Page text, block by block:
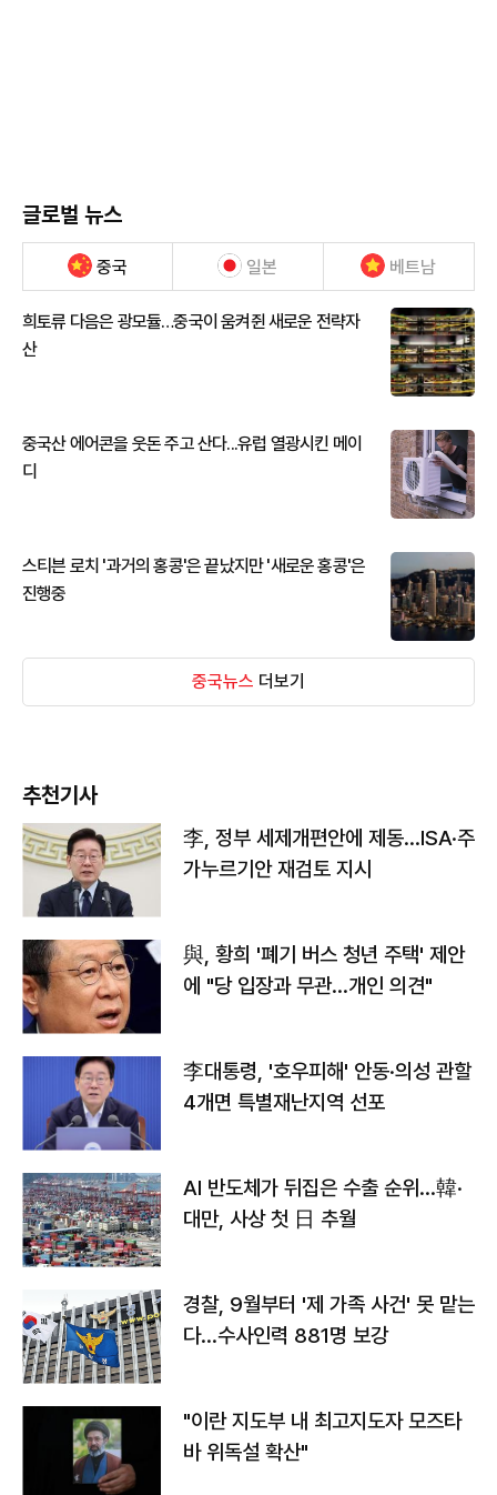
글로벌 뉴스
중국 일본 베트남
희토류 다음은 광모듈…중국이 움켜쥔 새로운 전략자
산
중국산 에어콘을 웃돈 주고 산다...유럽 열광시킨 메이
디
스티븐 로치 '과거의 홍콩'은 끝났지만 '새로운 홍콩'은
진행중
중국뉴스 더보기
추천기사
李, 정부 세제개편안에 제동…ISA·주
가누르기안 재검토 지시
與, 황희 '폐기 버스 청년 주택' 제안
에 "당 입장과 무관…개인 의견"
李대통령, '호우피해' 안동·의성 관할
4개면 특별재난지역 선포
AI 반도체가 뒤집은 수출 순위…韓·
대만, 사상 첫 日 추월
경찰, 9월부터 '제 가족 사건' 못 맡는
다…수사인력 881명 보강
"이란 지도부 내 최고지도자 모즈타
바 위독설 확산"